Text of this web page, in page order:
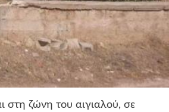
στη ζώνη του αιγιαλού, σε